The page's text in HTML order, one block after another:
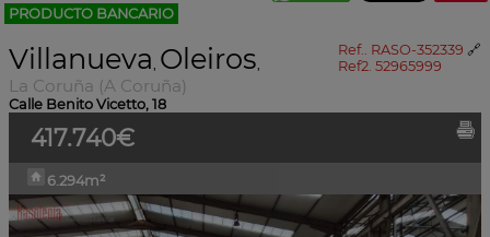
PRODUCTO BANCARIO
Ref.. RASO-352339 🔗
Ref2. 52965999
Villanueva, Oleiros,
La Coruña (A Coruña)
Calle Benito Vicetto, 18
417.740€
6.294m²